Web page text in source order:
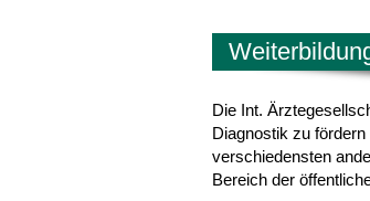
Die Int.
Diagnostik zu
verschiedensten
Bereich der